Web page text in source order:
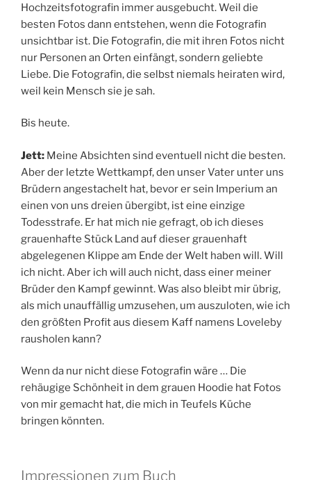
Hochzeitsfotografin immer ausgebucht. Weil die
besten Fotos dann entstehen, wenn die Fotografin
unsichtbar ist. Die Fotografin, die mit ihren Fotos nicht
nur Personen an Orten einfängt, sondern geliebte
Liebe. Die Fotografin, die selbst niemals heiraten wird,
weil kein Mensch sie je sah.
Bis heute.
Jett: Meine Absichten sind eventuell nicht die besten.
Aber der letzte Wettkampf, den unser Vater unter uns
Brüdern angestachelt hat, bevor er sein Imperium an
einen von uns dreien übergibt, ist eine einzige
Todesstrafe. Er hat mich nie gefragt, ob ich dieses
grauenhafte Stück Land auf dieser grauenhaft
abgelegenen Klippe am Ende der Welt haben will. Will
ich nicht. Aber ich will auch nicht, dass einer meiner
Brüder den Kampf gewinnt. Was also bleibt mir übrig,
als mich unauffällig umzusehen, um auszuloten, wie ich
den größten Profit aus diesem Kaff namens Loveleby
rausholen kann?
Wenn da nur nicht diese Fotografin wäre … Die
rehäugige Schönheit in dem grauen Hoodie hat Fotos
von mir gemacht hat, die mich in Teufels Küche
bringen könnten.
Impressionen zum Buch